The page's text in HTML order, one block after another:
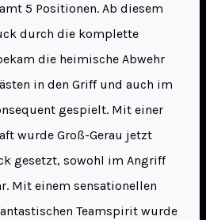
5 Positionen. Ab diesem
durch die komplette
die heimische Abwehr
in den Griff und auch im
gespielt. Mit einer
wurde Groß-Gerau jetzt
gesetzt, sowohl im Angriff
Mit einem sensationellen
Teamspirit wurde